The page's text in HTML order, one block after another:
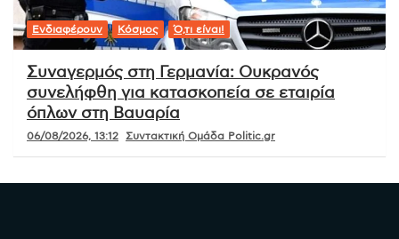
Ενδιαφέρουν Κόσμος Ό,τι είναι!
Συναγερμός στη Γερμανία: Ουκρανός
συνελήφθη για κατασκοπεία σε εταιρία
όπλων στη Βαυαρία
06/08/2026, 13:12 Συντακτική Ομάδα Politic.gr